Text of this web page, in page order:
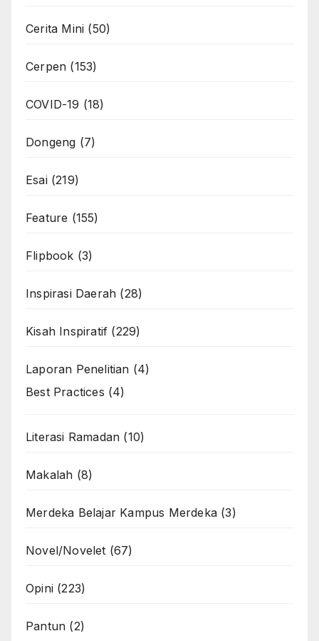
Cerita Mini (50)
Cerpen (153)
COVID-19 (18)
Dongeng (7)
Esai(219)
Feature (155)
Flipbook (3)
Inspirasi Daerah (28)
Kisah Inspiratif (229)
Laporan Penelitian (4)
Best Practices (4)
Literasi Ramadan (10)
Makalah (8)
Merdeka Belajar Kampus Merdeka (3)
Novel/Novelet (67)
Opini (223)
Pantun (2)